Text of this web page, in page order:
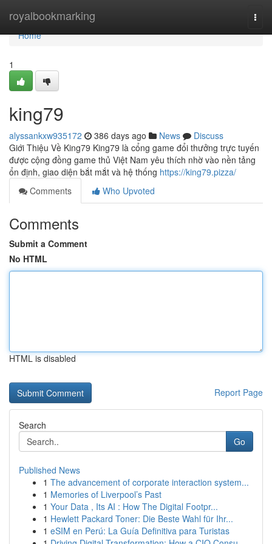
royalbookmarking
Home
Home
1
king79
alyssankxw935172 386 days ago News
Discuss
Giới Thiệu Về King79 King79 là cổng game đổi thưởng trực tuyến
được cộng đồng game thủ Việt Nam yêu thích nhờ vào nền tảng
ổn định, giao diện bắt mắt và hệ thống https://king79.pizza/
Comments
Who Upvoted
Comments
Submit a Comment
No HTML
HTML is disabled
Report Page
Search
Go
Published News
1 The advancement of corporate interaction system...
1 Memories of Liverpool’s Past
1 Your Data , Its AI : How The Digital Footpr...
1 Hewlett Packard Toner: Die Beste Wahl für Ihr...
1 eSIM en Perú: La Guía Definitiva para Turistas